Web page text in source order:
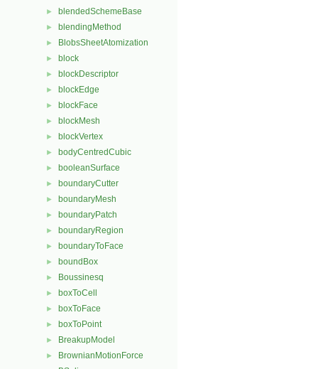
► blendedSchemeBase
► blendingMethod
► BlobsSheetAtomization
► block
► blockDescriptor
► blockEdge
► blockFace
► blockMesh
► blockVertex
► bodyCentredCubic
► booleanSurface
► boundaryCutter
► boundaryMesh
► boundaryPatch
► boundaryRegion
► boundaryToFace
► boundBox
► Boussinesq
► boxToCell
► boxToFace
► boxToPoint
► BreakupModel
► BrownianMotionForce